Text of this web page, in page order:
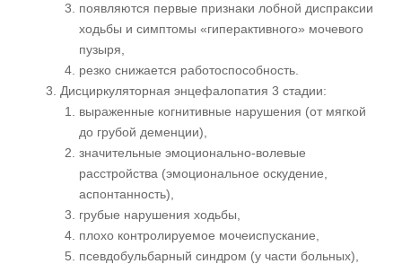
появляются первые признаки лобной диспраксии
ходьбы и симптомы «гиперактивного» мочевого
пузыря,
резко снижается работоспособность.
Дисциркуляторная энцефалопатия 3 стадии:
выраженные когнитивные нарушения (от мягкой
до грубой деменции),
значительные эмоционально-волевые
расстройства (эмоциональное оскудение,
аспонтанность),
грубые нарушения ходьбы,
плохо контролируемое мочеиспускание,
псевдобульбарный синдром (у части больных),